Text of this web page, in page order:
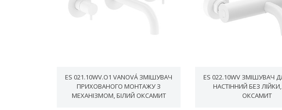
ES 021.10WV.O1 VANOVÁ ЗМІШУВАЧ
ПРИХОВАНОГО МОНТАЖУ З
МЕХАНІЗМОМ, БІЛИЙ ОКСАМИТ
ES 022.10WV ЗМІШУВАЧ
НАСТІННИЙ БЕЗ
ОКСАМИТ